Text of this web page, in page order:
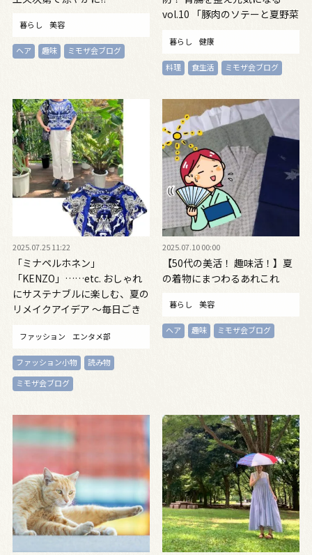
暮らし 美容
ヘア 趣味 ミモザ会ブログ
vol.10 「豚肉のソテーと夏野菜
風みそ汁」
暮らし 健康
料理 食生活 ミモザ会ブログ
2025.07.25 11:22
「ミナペルホネン」
「KENZO」……etc. おしゃれ
にサステナブルに楽しむ、夏の
リメイクアイデア ～毎日ごき
ファッション エンタメ部
ファッション小物
読み物
ミモザ会ブログ
2025.07.10 00:00
【50代の美活！ 趣味活！】夏
の着物にまつわるあれこれ
暮らし 美容
ヘア 趣味 ミモザ会ブログ